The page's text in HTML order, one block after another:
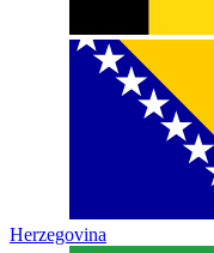
Herzegovina